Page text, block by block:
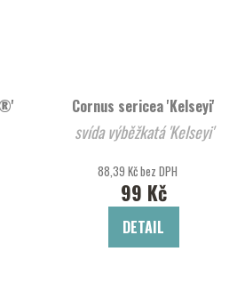
Cornus sericea 'Kelseyi'
svída výběžkatá 'Kelseyi'
88,39 Kč bez DPH
99 Kč
DETAIL